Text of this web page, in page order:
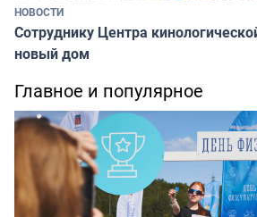
НОВОСТИ
Сотруднику Центра
новый дом
Главное и популярное